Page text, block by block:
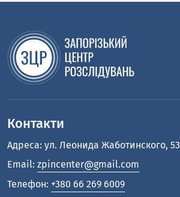
Контакти
Адреса: ул. Леонида Жаботинского, 53
Email: zpincenter@gmail.com
Телефон: +380 66 269 6009